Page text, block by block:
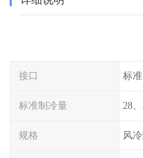
接口 标准
标准制冷量 28
规格 风